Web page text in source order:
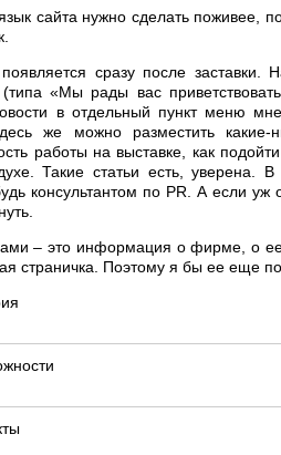
сайта нужно сделать поживее,
сразу после заставки.
(типа «Мы рады вас
в отдельный пункт меню
же можно разместить какие-
работы на выставке, как
Такие статьи есть, уверена.
консультантом по PR. А если уж
– это информация о фирме, о ее
страничка. Поэтому я бы ее еще